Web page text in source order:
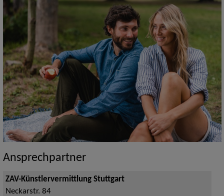
Ansprechpartner
ZAV-Künstlervermittlung Stuttgart
Neckarstr. 84